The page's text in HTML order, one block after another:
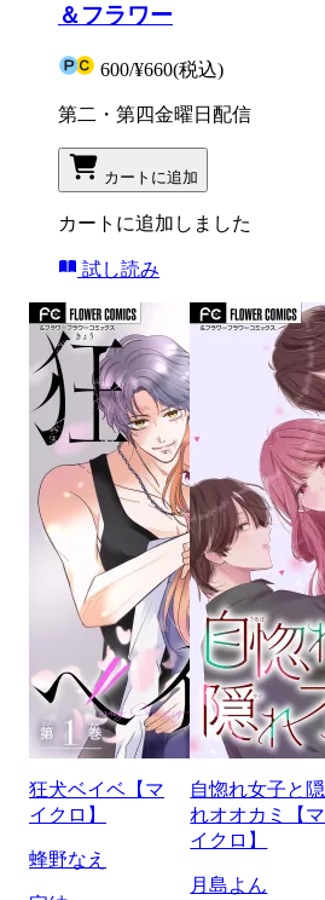
＆フラワー
600/¥660(税込)
第二・第四金曜日配信
カートに追加
カートに追加しました
試し読み
狂犬ベイベ【マ
イクロ】
蜂野なえ
自惚れ女子と隠
れオオカミ【マ
イクロ】
月島よん